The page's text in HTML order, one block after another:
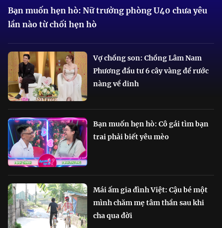
Bạn muốn hẹn hò: Nữ trưởng phòng U40 chưa yêu
lần nào từ chối hẹn hò
Vợ chồng son: Chồng Lâm Nam
Phương đầu tư 6 cây vàng để rước
nàng về dinh
Bạn muốn hẹn hò: Cô gái tìm bạn
trai phải biết yêu mèo
Mái ấm gia đình Việt: Cậu bé một
mình chăm mẹ tâm thần sau khi
cha qua đời